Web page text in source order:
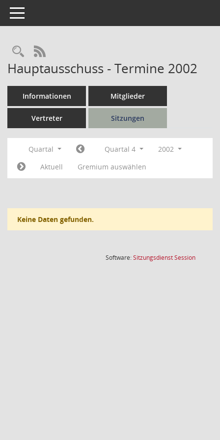
Toggle navigation
Rechercheauswahl
RSS-Feed
Hauptausschuss - Termine 2002
Informationen Mitglieder
Vertreter Sitzungen
Quartal Quartal 4
2002
Aktuell
Gremium auswählen
Keine Daten gefunden.
Software:SitzungsdienstSession(Wird in